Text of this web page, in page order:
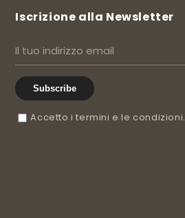
Iscrizione alla Newsletter
Subscribe
Accetto i termini e le condizioni.